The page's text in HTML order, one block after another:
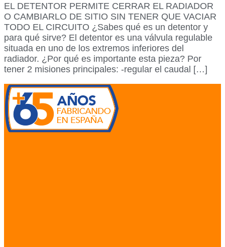
EL DETENTOR PERMITE CERRAR EL RADIADOR
O CAMBIARLO DE SITIO SIN TENER QUE VACIAR
TODO EL CIRCUITO ¿Sabes qué es un detentor y
para qué sirve? El detentor es una válvula regulable
situada en uno de los extremos inferiores del
radiador. ¿Por qué es importante esta pieza? Por
tener 2 misiones principales: -regular el caudal […]